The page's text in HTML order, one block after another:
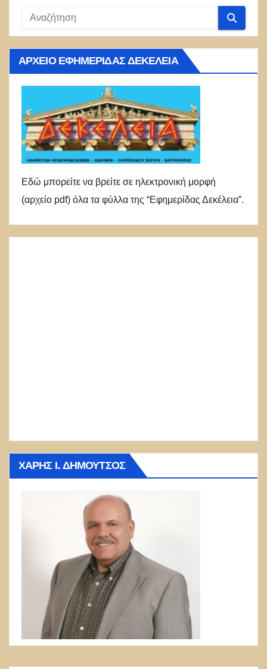
ΑΡΧΕΊΟ ΕΦΗΜΕΡΊΔΑΣ ΔΕΚΈΛΕΙΑ
Εδώ μπορείτε να βρείτε σε ηλεκτρονική μορφή
(αρχείο pdf) όλα τα φύλλα της “Εφημερίδας Δεκέλεια”.
ΧΆΡΗΣ Ι. ΔΗΜΟΎΤΣΟΣ